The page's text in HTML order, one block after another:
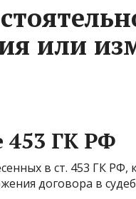
или
453 ГК РФ
в ст. 453 ГК РФ,
договора в